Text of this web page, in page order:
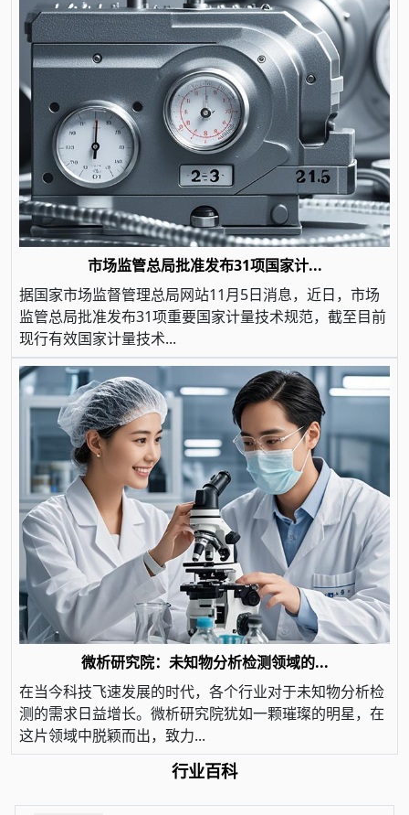
市场监管总局批准发布31项国家计...
据国家市场监督管理总局网站11月5日消息，近日，市场
监管总局批准发布31项重要国家计量技术规范，截至目前
现行有效国家计量技术...
微析研究院：未知物分析检测领域的...
在当今科技飞速发展的时代，各个行业对于未知物分析检
测的需求日益增长。微析研究院犹如一颗璀璨的明星，在
这片领域中脱颖而出，致力...
行业百科